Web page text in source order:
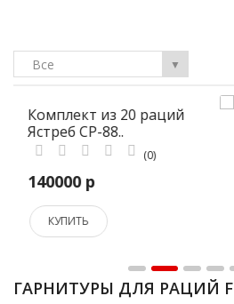
Все ▼
ГАРНИТУРЫ ДЛЯ РАЦИЙ